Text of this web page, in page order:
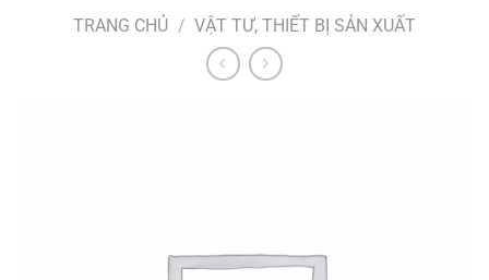
TRANG CHỦ / VẬT TƯ, THIẾT BỊ SẢN XUẤT